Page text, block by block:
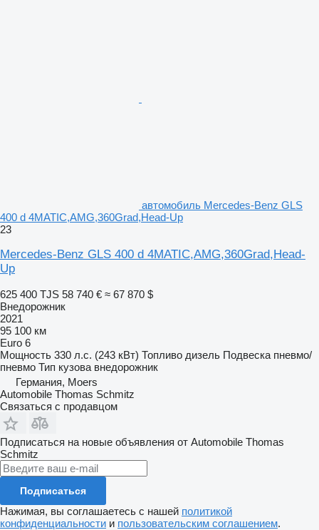
автомобиль Mercedes-Benz GLS
400 d 4MATIC,AMG,360Grad,Head-Up
23
Mercedes-Benz GLS 400 d 4MATIC,AMG,360Grad,Head-
Up
625 400 TJS 58 740 € ≈ 67 870 $
Внедорожник
2021
95 100 км
Euro 6
Мощность 330 л.с. (243 кВт) Топливо дизель Подвеска пневмо/
пневмо Тип кузова внедорожник
Германия, Moers
Automobile Thomas Schmitz
Связаться с продавцом
Подписаться на новые объявления от Automobile Thomas
Schmitz
Подписаться
Нажимая, вы соглашаетесь с нашей политикой
конфиденциальности и пользовательским соглашением.